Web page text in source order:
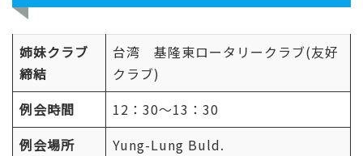
姉妹クラブ
締結
台湾 基隆東ロータリークラブ(友好
クラブ)
例会時間
12：30～13：30
例会場所
Yung-Lung Buld.